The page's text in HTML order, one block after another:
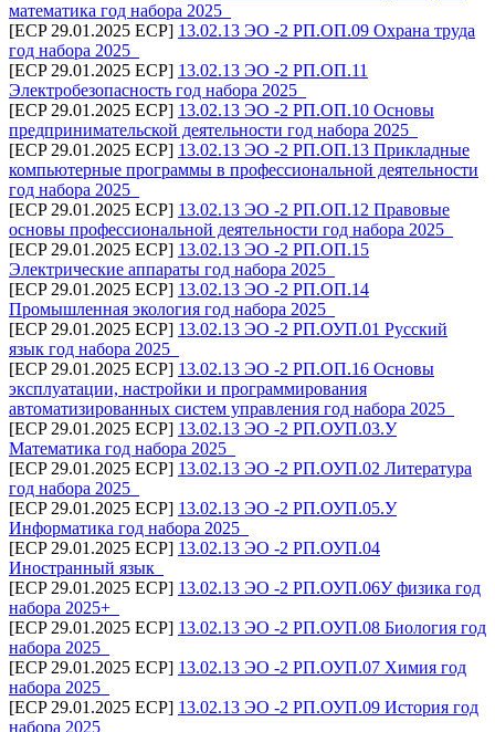
математика год набора 2025_
[ECP 29.01.2025 ECP] 13.02.13 ЭО -2 РП.ОП.09 Охрана труда
год набора 2025_
[ECP 29.01.2025 ECP] 13.02.13 ЭО -2 РП.ОП.11
Электробезопасность год набора 2025_
[ECP 29.01.2025 ECP] 13.02.13 ЭО -2 РП.ОП.10 Основы
предпринимательской деятельности год набора 2025_
[ECP 29.01.2025 ECP] 13.02.13 ЭО -2 РП.ОП.13 Прикладные
компьютерные программы в профессиональной деятельности
год набора 2025_
[ECP 29.01.2025 ECP] 13.02.13 ЭО -2 РП.ОП.12 Правовые
основы профессиональной деятельности год набора 2025_
[ECP 29.01.2025 ECP] 13.02.13 ЭО -2 РП.ОП.15
Электрические аппараты год набора 2025_
[ECP 29.01.2025 ECP] 13.02.13 ЭО -2 РП.ОП.14
Промышленная экология год набора 2025_
[ECP 29.01.2025 ECP] 13.02.13 ЭО -2 РП.ОУП.01 Русский
язык год набора 2025_
[ECP 29.01.2025 ECP] 13.02.13 ЭО -2 РП.ОП.16 Основы
эксплуатации, настройки и программирования
автоматизированных систем управления год набора 2025_
[ECP 29.01.2025 ECP] 13.02.13 ЭО -2 РП.ОУП.03.У
Математика год набора 2025_
[ECP 29.01.2025 ECP] 13.02.13 ЭО -2 РП.ОУП.02 Литература
год набора 2025_
[ECP 29.01.2025 ECP] 13.02.13 ЭО -2 РП.ОУП.05.У
Информатика год набора 2025_
[ECP 29.01.2025 ECP] 13.02.13 ЭО -2 РП.ОУП.04
Иностранный язык_
[ECP 29.01.2025 ECP] 13.02.13 ЭО -2 РП.ОУП.06У физика год
набора 2025+_
[ECP 29.01.2025 ECP] 13.02.13 ЭО -2 РП.ОУП.08 Биология год
набора 2025_
[ECP 29.01.2025 ECP] 13.02.13 ЭО -2 РП.ОУП.07 Химия год
набора 2025_
[ECP 29.01.2025 ECP] 13.02.13 ЭО -2 РП.ОУП.09 История год
набора 2025_